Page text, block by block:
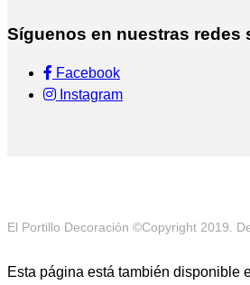
Síguenos en nuestras redes
Facebook
Instagram
El Portillo Decoración ©Copyright 2019.
Esta página está también disponible